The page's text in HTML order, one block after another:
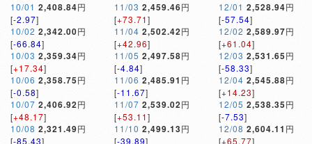
10/01 2,408.84円
[-2.97]
10/02 2,342.00円
[-66.84]
10/03 2,359.34円
[+17.34]
10/06 2,358.75円
[-0.58]
10/07 2,406.92円
[+48.17]
10/08 2,321.49円
[-85.43]
11/03 2,459.46円
[+73.71]
11/04 2,502.42円
[+42.96]
11/05 2,497.58円
[-4.84]
11/06 2,485.91 円
[-11.67]
11/07 2,539.02円
[+53.11]
11/10 2,499.13円
[-39.89]
12/01 2,528.94円
[-57.54]
12/02 2,589.97円
[+61.04]
12/03 2,531.65円
[-58.33]
12/04 2,545.88円
[+14.23]
12/05 2,538.35円
[-7.53]
12/08 2,604.11 円
[+65.77]